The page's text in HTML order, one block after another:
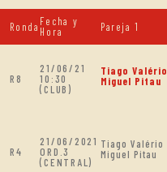
Ronda Fecha y
Hora
Pareja 1
R8
21/06/21
10:30
(CLUB)
Tiago Valério
Miguel Pitau
R4
21/06/2021
ORD.3
(CENTRAL)
Tiago Valério
Miguel Pitau